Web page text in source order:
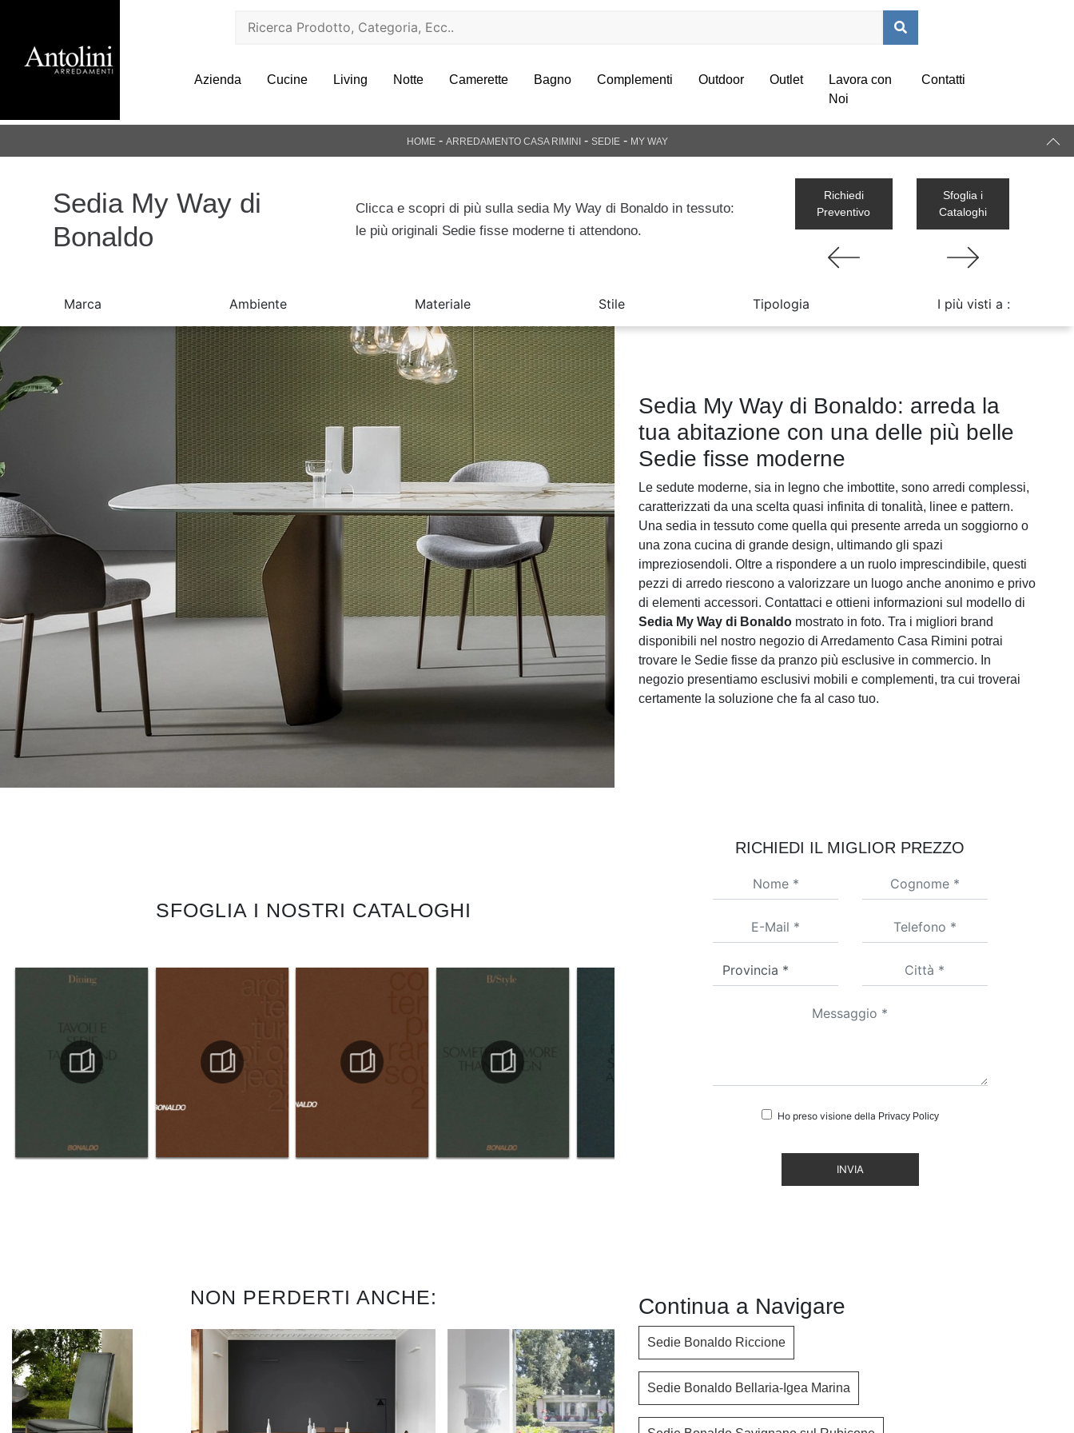
Azienda Cucine Living Notte Camerette Bagno Complementi Outdoor Outlet
Lavora con
Noi
Contatti
HOME- ARREDAMENTO CASA RIMINI - SEDIE - MY WAY
Sedia My Way di
Bonaldo
Clicca e scopri di più sulla sedia My Way di Bonaldo in tessuto:
le più originali Sedie fisse moderne ti attendono.
Richiedi
Preventivo
Sfoglia i
Cataloghi
Marca Ambiente Materiale Stile Tipologia I più visti a :
Sedia My Way di Bonaldo: arreda la
tua abitazione con una delle più belle
Sedie fisse moderne
Le sedute moderne, sia in legno che imbottite, sono arredi complessi,
caratterizzati da una scelta quasi infinita di tonalità, linee e pattern.
Una sedia in tessuto come quella qui presente arreda un soggiorno o
una zona cucina di grande design, ultimando gli spazi
impreziosendoli. Oltre a rispondere a un ruolo imprescindibile, questi
pezzi di arredo riescono a valorizzare un luogo anche anonimo e privo
di elementi accessori. Contattaci e ottieni informazioni sul modello di
Sedia My Way di Bonaldo mostrato in foto. Tra i migliori brand
disponibili nel nostro negozio di Arredamento Casa Rimini potrai
trovare le Sedie fisse da pranzo più esclusive in commercio. In
negozio presentiamo esclusivi mobili e complementi, tra cui troverai
certamente la soluzione che fa al caso tuo.
SFOGLIA I NOSTRI CATALOGHI
RICHIEDI IL MIGLIOR PREZZO
Ho preso visione della Privacy Policy
INVIA
NON PERDERTI ANCHE: Continua a Navigare
Sedie Bonaldo Riccione
Sedie Bonaldo Bellaria-Igea Marina